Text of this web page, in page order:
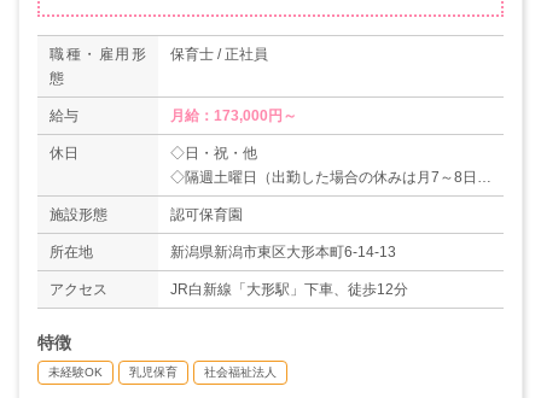
職種・雇用形
態
保育士 / 正社員
給与 月給：173,000円～
休日
◇日・祝・他
◇隔週土曜日（出勤した場合の休みは月7～8日）
◇夏季休暇
◇年末年始（31日～3日）
【年間休日数：108日】
施設形態 認可保育園
所在地 新潟県新潟市東区大形本町6-14-13
アクセス JR白新線「大形駅」下車、徒歩12分
特徴
未経験OK 乳児保育 社会福祉法人